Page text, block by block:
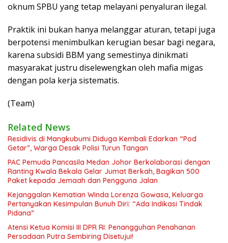
oknum SPBU yang tetap melayani penyaluran ilegal.
Praktik ini bukan hanya melanggar aturan, tetapi juga
berpotensi menimbulkan kerugian besar bagi negara,
karena subsidi BBM yang semestinya dinikmati
masyarakat justru diselewengkan oleh mafia migas
dengan pola kerja sistematis.
(Team)
Related News
Residivis di Mangkubumi Diduga Kembali Edarkan “Pod
Getar”, Warga Desak Polisi Turun Tangan
PAC Pemuda Pancasila Medan Johor Berkolaborasi dengan
Ranting Kwala Bekala Gelar Jumat Berkah, Bagikan 500
Paket kepada Jemaah dan Pengguna Jalan
Kejanggalan Kematian Winda Lorenza Gowasa, Keluarga
Pertanyakan Kesimpulan Bunuh Diri: “Ada Indikasi Tindak
Pidana”
Atensi Ketua Komisi III DPR RI: Penangguhan Penahanan
Persadaan Putra Sembiring Disetujui!